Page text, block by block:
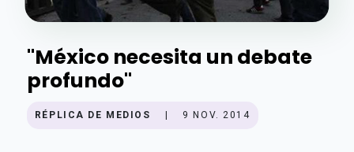
"México necesita un debate
profundo"
RÉPLICA DE MEDIOS 9 NOV. 2014